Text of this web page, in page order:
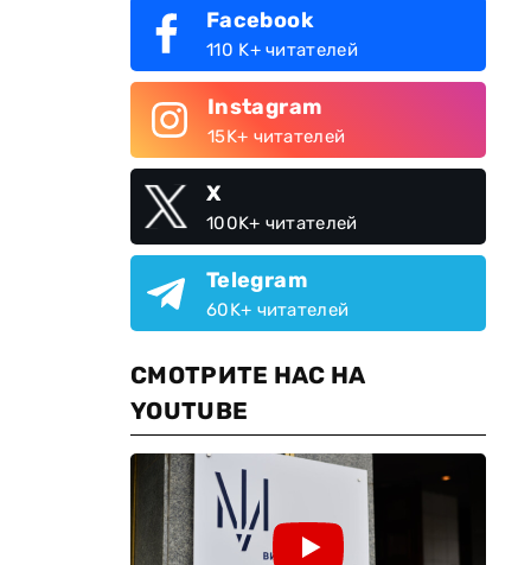
Facebook
110 K+ читателей
Instagram
15K+ читателей
X
100K+ читателей
Telegram
60K+ читателей
СМОТРИТЕ НАС НА
YOUTUBE